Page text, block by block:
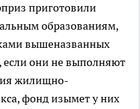
приготовили
образованиям,
вышеназванных
если они не выполняют
жилищно-
фонд изымет у них